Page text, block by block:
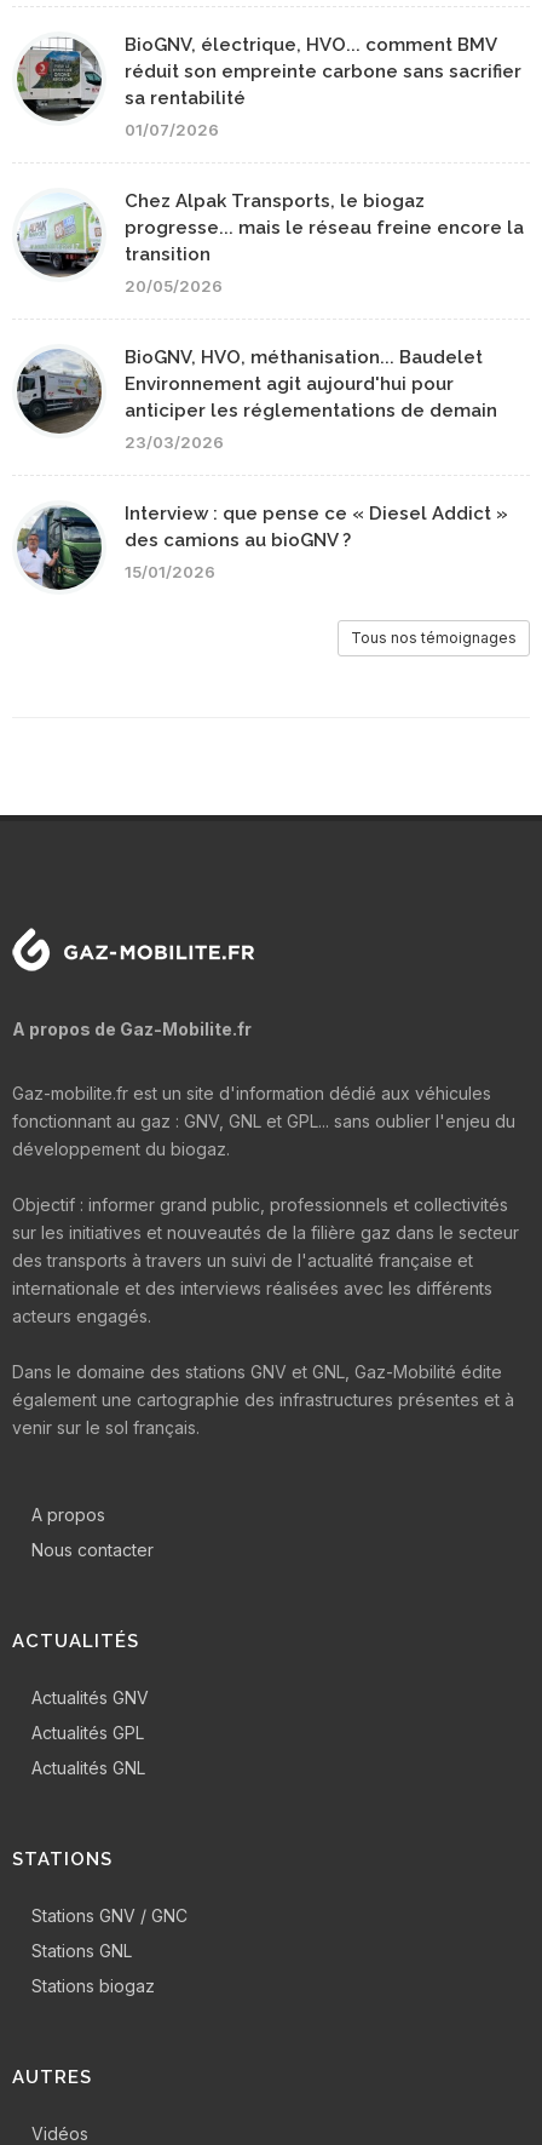
BioGNV, électrique, HVO... comment BMV
réduit son empreinte carbone sans sacrifier
sa rentabilité
01/07/2026
Chez Alpak Transports, le biogaz
progresse... mais le réseau freine encore la
transition
20/05/2026
BioGNV, HVO, méthanisation... Baudelet
Environnement agit aujourd'hui pour
anticiper les réglementations de demain
23/03/2026
Interview : que pense ce « Diesel Addict »
des camions au bioGNV ?
15/01/2026
Tous nos témoignages
A propos de Gaz-Mobilite.fr
Gaz-mobilite.fr est un site d'information dédié aux véhicules
fonctionnant au gaz : GNV, GNL et GPL... sans oublier l'enjeu du
développement du biogaz.
Objectif : informer grand public, professionnels et collectivités
sur les initiatives et nouveautés de la filière gaz dans le secteur
des transports à travers un suivi de l'actualité française et
internationale et des interviews réalisées avec les différents
acteurs engagés.
Dans le domaine des stations GNV et GNL, Gaz-Mobilité édite
également une cartographie des infrastructures présentes et à
venir sur le sol français.
A propos
Nous contacter
ACTUALITÉS
Actualités GNV
Actualités GPL
Actualités GNL
STATIONS
Stations GNV / GNC
Stations GNL
Stations biogaz
AUTRES
Vidéos